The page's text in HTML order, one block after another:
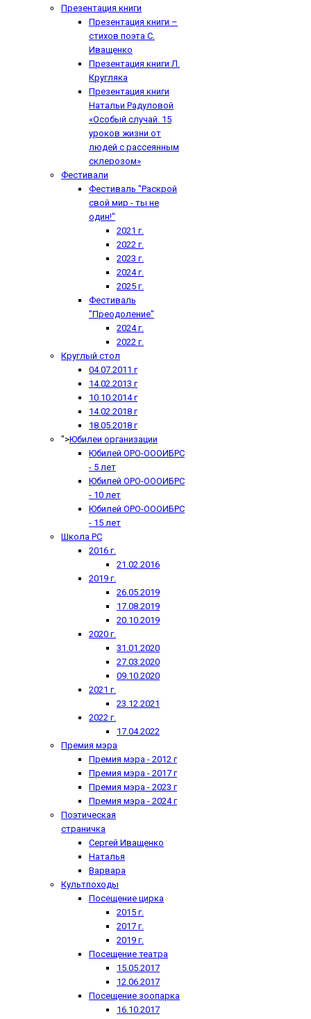
Презентация книги
Презентация книги –
стихов поэта С.
Иващенко
Презентация книги Л.
Кругляка
Презентация книги
Натальи Радуловой
«Особый случай. 15
уроков жизни от
людей с рассеянным
склерозом»
Фестивали
Фестиваль "Раскрой
свой мир - ты не
один!"
2021 г.
2022 г.
2023 г.
2024 г.
2025 г.
Фестиваль
"Преодоление"
2024 г.
2022 г.
Круглый стол
04.07.2011 г
14.02.2013 г
10.10.2014 г
14.02.2018 г
18.05.2018 г
">Юбилеи организации
Юбилей ОРО-ОООИБРС
- 5 лет
Юбилей ОРО-ОООИБРС
- 10 лет
Юбилей ОРО-ОООИБРС
- 15 лет
Школа РС
2016 г.
21.02.2016
2019 г.
26.05.2019
17.08.2019
20.10.2019
2020 г.
31.01.2020
27.03.2020
09.10.2020
2021 г.
23.12.2021
2022 г.
17.04.2022
Премия мэра
Премия мэра - 2012 г
Премия мэра - 2017 г
Премия мэра - 2023 г
Премия мэра - 2024 г
Поэтическая
страничка
Сергей Иващенко
Наталья
Варвара
Культпоходы
Посещение цирка
2015 г.
2017 г.
2019 г.
Посещение театра
15.05.2017
12.06.2017
Посещение зоопарка
16.10.2017